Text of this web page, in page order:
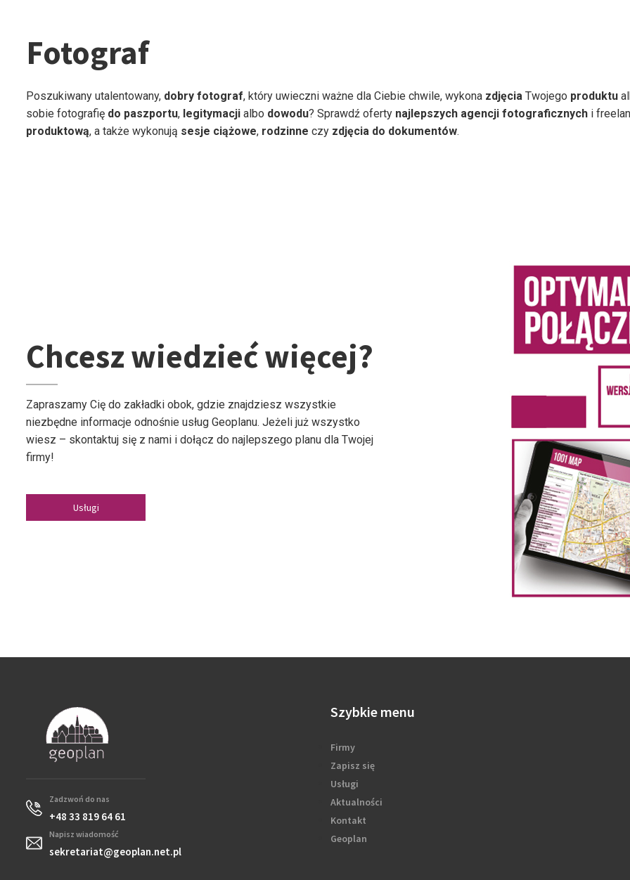
Fotograf
Poszukiwany utalentowany, dobry fotograf, który uwieczni ważne dla Ciebie chwile, wykona zdjęcia Twojego produktu
sobie fotografię do paszportu, legitymacji albo dowodu? Sprawdź oferty najlepszych agencji fotograficznych i
produktową, a także wykonują sesje ciążowe, rodzinne czy zdjęcia do dokumentów.
Chcesz wiedzieć więcej?
Zapraszamy Cię do zakładki obok, gdzie znajdziesz wszystkie
niezbędne informacje odnośnie usług Geoplanu. Jeżeli już wszystko
wiesz – skontaktuj się z nami i dołącz do najlepszego planu dla Twojej
firmy!
Usługi
Zadzwoń do nas
+48 33 819 64 61
Napisz wiadomość
sekretariat@geoplan.net.pl
Szybkie menu
Firmy
Zapisz się
Usługi
Aktualności
Kontakt
Geoplan